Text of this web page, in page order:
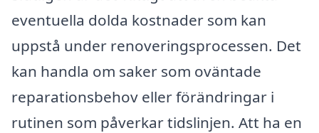
eventuella dolda kostnader som kan
uppstå under renoveringsprocessen. Det
kan handla om saker som oväntade
reparationsbehov eller förändringar i
rutinen som påverkar tidslinjen. Att ha en